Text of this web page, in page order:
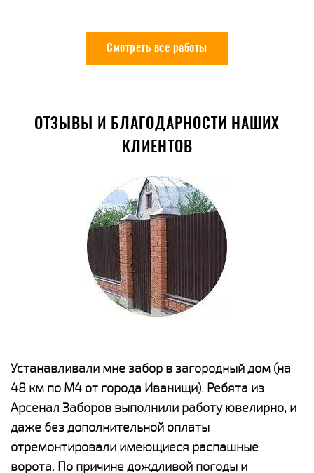
Смотреть все работы
ОТЗЫВЫ И БЛАГОДАРНОСТИ НАШИХ
КЛИЕНТОВ
Устанавливали мне забор в загородный дом (на
48 км по М4 от города Иванищи). Ребята из
Арсенал Заборов выполнили работу ювелирно, и
даже без дополнительной оплаты
отремонтировали имеющиеся распашные
ворота. По причине дождливой погоды и